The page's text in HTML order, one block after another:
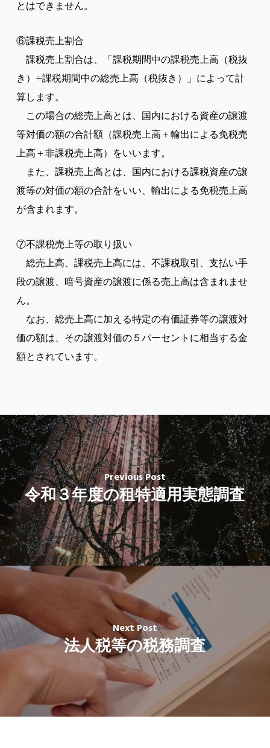
とはできません。
⑥課税売上割合
課税売上割合は、「課税期間中の課税売上高（税抜
き）÷課税期間中の総売上高（税抜き）」によって計
算します。
この場合の総売上高とは、国内における資産の譲渡
等対価の額の合計額（課税売上高＋輸出による免税売
上高＋非課税売上高）をいいます。
また、課税売上高とは、国内における課税資産の譲
渡等の対価の額の合計をいい、輸出による免税売上高
が含まれます。
⑦不課税売上等の取り扱い
総売上高、課税売上高には、不課税取引、支払い手
段の譲渡、暗号資産の譲渡に係る売上高は含まれませ
ん。
なお、総売上高に加える特定の有価証券等の譲渡対
価の額は、その譲渡対価の５パーセントに相当する金
額とされています。
Previous Post
令和３年度の租特適用実態調査
Next Post
法人税等の税務調査